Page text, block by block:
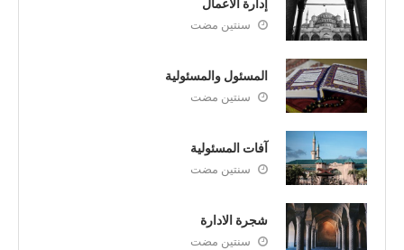
إدارة الأعمال
سنتين مضت
المسئول والمسئولية
سنتين مضت
آفات المسئولية
سنتين مضت
شجرة الادارة
سنتين مضت